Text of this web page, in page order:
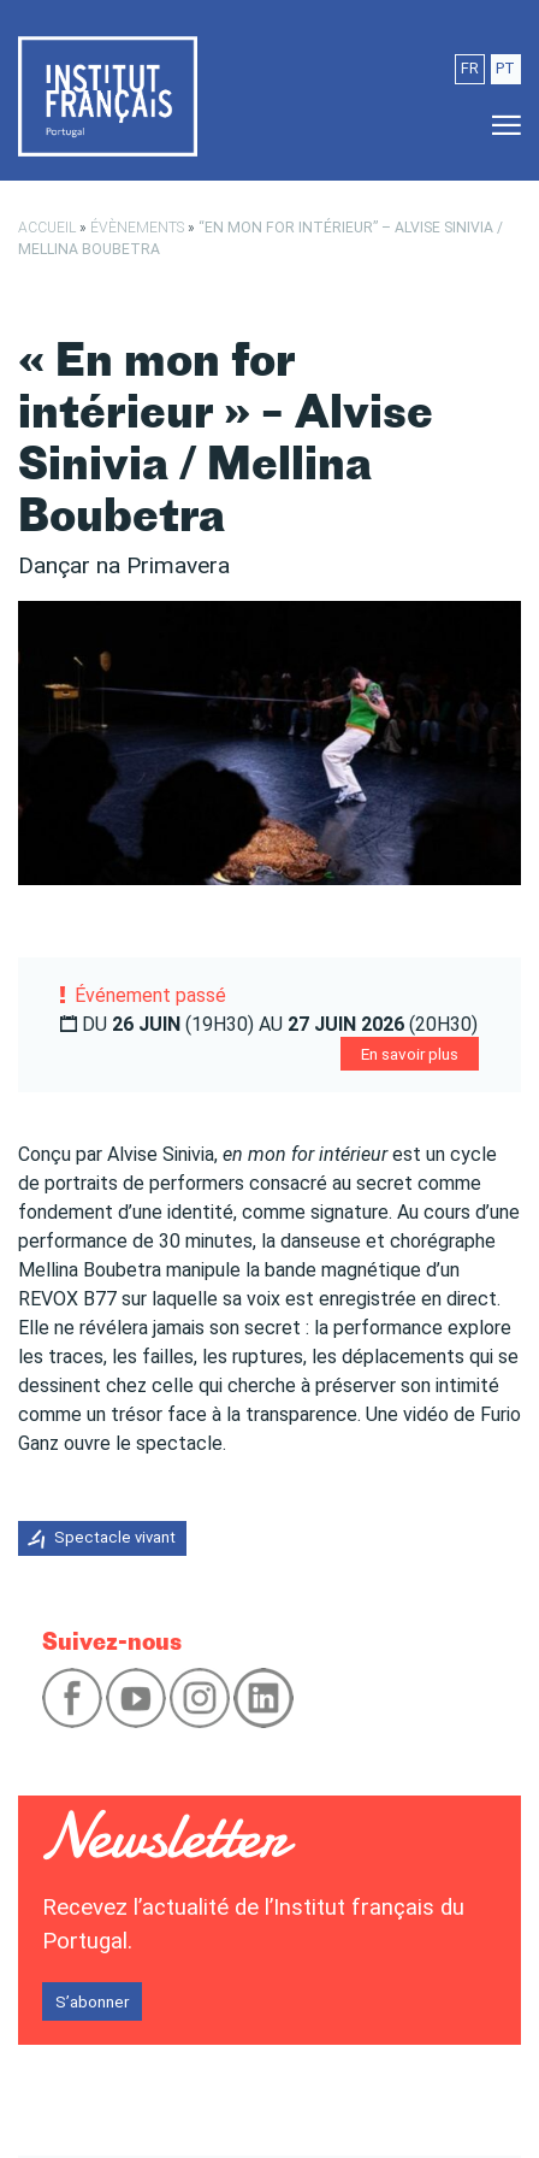
FR PT
ACCUEIL » ÉVÈNEMENTS » “EN MON FOR INTÉRIEUR” – ALVISE SINIVIA /
MELLINA BOUBETRA
« En mon for
intérieur » – Alvise
Sinivia / Mellina
Boubetra
Dançar na Primavera
Événement passé
DU 26 JUIN (19H30) AU 27 JUIN 2026 (20H30)
En savoir plus
Conçu par Alvise Sinivia, en mon for intérieurest un cycle
de portraits de performers consacré au secret comme
fondement d’une identité, comme signature. Au cours d’une
performance de 30 minutes, la danseuse et chorégraphe
Mellina Boubetra manipule la bande magnétique d’un
REVOX B77 sur laquelle sa voix est enregistrée en direct.
Elle ne révélera jamais son secret : la performance explore
les traces, les failles, les ruptures, les déplacements qui se
dessinent chez celle qui cherche à préserver son intimité
comme un trésor face à la transparence. Une vidéo de Furio
Ganz ouvre le spectacle.
Spectacle vivant
Suivez-nous
Recevez l’actualité de l’Institut français du
Portugal.
S’abonner